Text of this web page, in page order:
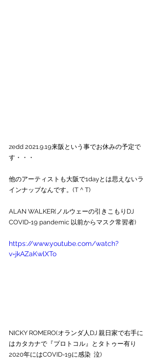
zedd 2021.9.19来阪という事でお休みの予定で
す・・・
他のアーティストも大阪で1dayとは思えないラ
インナップなんです。(T ^ T)
ALAN WALKER(ノルウェーの引きこもりDJ
COVID-19 pandemic 以前からマスク常習者)
https://www.youtube.com/watch?
v=jkAZaKwlXTo
NICKY ROMERO(オランダ人DJ 親日家で右手に
はカタカナで『プロトコル』とタトゥー有り
2020年にはCOVID-19に感染  泣)